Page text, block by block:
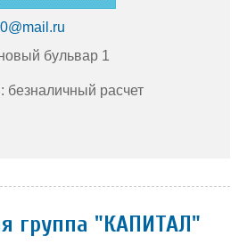
бульвар 1
безналичный расчет
группа "КАПИТАЛ"